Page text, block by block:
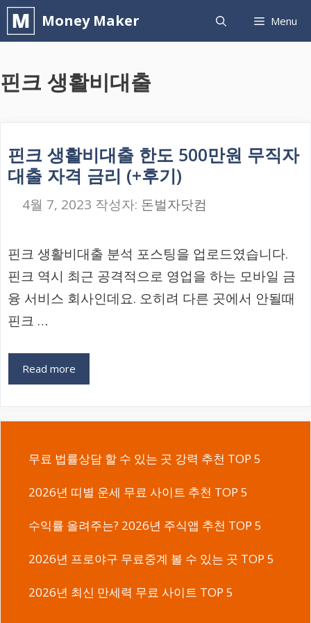
컨
텐
로
기
Money Maker Menu
핀크 생활비대출
핀크 생활비대출 한도 500만원 무직자
대출 자격 금리 (+후기)
4월 7, 2023 작성자: 돈벌자닷컴
핀크 생활비대출 분석 포스팅을 업로드였습니다.
핀크 역시 최근 공격적으로 영업을 하는 모바일 금
융 서비스 회사인데요. 오히려 다른 곳에서 안될때
핀크 …
Read more
무료 법률상담 할 수 있는 곳 강력 추천 TOP 5
2026년 띠별 운세 무료 사이트 추천 TOP 5
수익률 올려주는? 2026년 주식앱 추천 TOP 5
2026년 프로야구 무료중계 볼 수 있는 곳 TOP 5
2026년 최신 만세력 무료 사이트 TOP 5